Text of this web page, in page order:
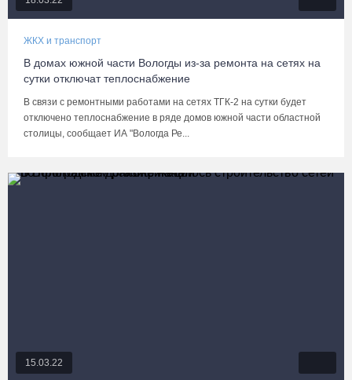
ЖКХ и транспорт
В домах южной части Вологды из-за ремонта на сетях на
сутки отключат теплоснабжение
В связи с ремонтными работами на сетях ТГК-2 на сутки будет
отключено теплоснабжение в ряде домов южной части областной
столицы, сообщает ИА "Вологда Ре...
15.03.22